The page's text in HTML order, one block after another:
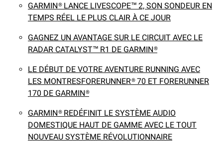
GARMIN® LANCE LIVESCOPE™ 2, SON SONDEUR EN
TEMPS RÉEL LE PLUS CLAIR À CE JOUR
GAGNEZ UN AVANTAGE SUR LE CIRCUIT AVEC LE
RADAR CATALYST™ R1 DE GARMIN®
LE DÉBUT DE VOTRE AVENTURE RUNNING AVEC
LES MONTRESFORERUNNER® 70 ET FORERUNNER
170 DE GARMIN®
GARMIN® REDÉFINIT LE SYSTÈME AUDIO
DOMESTIQUE HAUT DE GAMME AVEC LE TOUT
NOUVEAU SYSTÈME RÉVOLUTIONNAIRE